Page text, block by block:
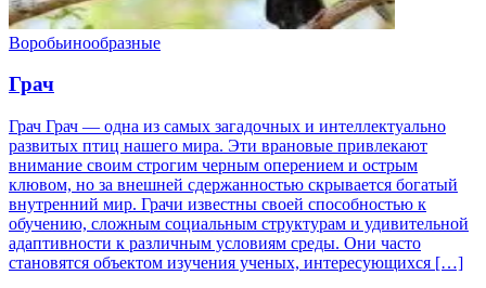
Воробьинообразные
Грач
Грач Грач — одна из самых загадочных и интеллектуально
развитых птиц нашего мира. Эти врановые привлекают
внимание своим строгим черным оперением и острым
клювом, но за внешней сдержанностью скрывается богатый
внутренний мир. Грачи известны своей способностью к
обучению, сложным социальным структурам и удивительной
адаптивности к различным условиям среды. Они часто
становятся объектом изучения ученых, интересующихся […]